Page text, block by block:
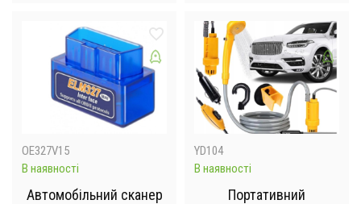
OE327V15
В наявності
Автомобільний сканер
YD104
В наявності
Портативний